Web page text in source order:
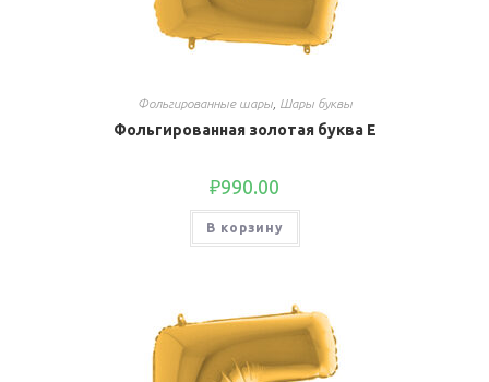
Фольгированные шары, Шары буквы
Фольгированная золотая буква E
₽990.00
В корзину